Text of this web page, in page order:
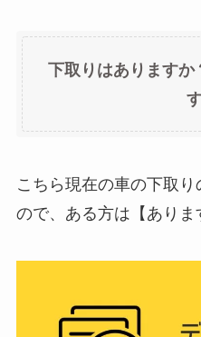
下取りはありますか
こちら現在の車の下取
ので、ある方は【ありま